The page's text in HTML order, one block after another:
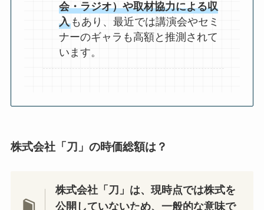
会・ラジオ）や取材協力による収
入もあり、最近では講演会やセミ
ナーのギャラも高額と推測されて
います。
株式会社「刀」の時価総額は？
株式会社「刀」は、現時点では株式を
公開していないため、一般的な意味で